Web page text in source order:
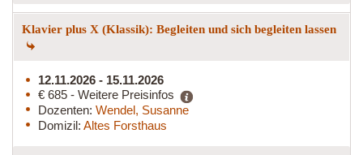
Klavier plus X (Klassik): Begleiten und sich begleiten lassen
12.11.2026 - 15.11.2026
€ 685 - Weitere Preisinfos
Dozenten: Wendel, Susanne
Domizil: Altes Forsthaus